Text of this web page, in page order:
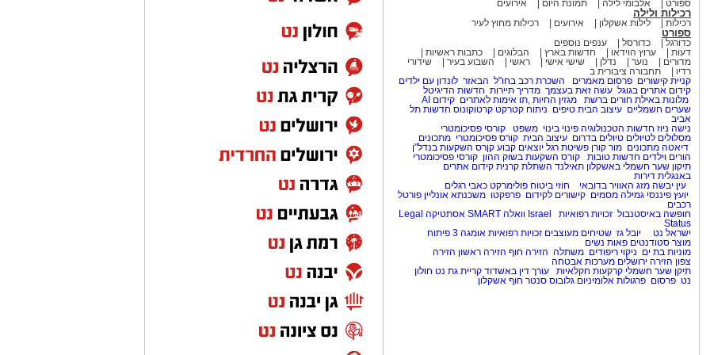
של אשדוד – חתם בגנט הבלגית
תמורת סכום של 2.1 מיליון אירו, שהם כ 8 מיליון שקל. אז ההעברה הכי גבוה (עד
תל אביב שלא היה לו מקום בסגל,
הפכה אותו לשחקן הגנה משובח
שהגיע לאשדוד– נמכר ללוצרן
הנוער של אשדוד – עבר לבית”ר
הרוויחה על אחוזים ממנו כשעבר
לאשדוד 2.2 מיליון יורו.
עסקת שחקנים עם אשדוד, עבר
שדרוג במ.ס והפך לכוכב – מאשדוד הוא עבר ללודוגורץ תמורת סכום של 1.2 מיליון
ספורט אלבומי לילה תמונת היום אירועים
רכילות ולילה
רכילות לילות אשקלון אירועים רכילות מחוץ לעיר
ספורט
כדורגל כדורסל
ענפים נוספים
דעות
ערוץ הוידאו חדשות בארץ הבלוגים
כתבות ראשיות
מדורים
נוער נדלן שישי אישי ראשי השבוע בעיר
שידורי
רדיו
תחבורה ציבורית ב
קניית קישורים פרסום מאמרים השכרת רכב בחו"ל הבאזר לונדון עם ילדים
קידום אתרים בגוגל עשה זאת בעצמך מדריך תיירות חדשות הדיגיטל
מלונות באילת חורים ברשת מגזין החיות ,תו אימות לאתרים קידום AI
שערים חשמליים עיצוב הבית טיפים ניתוח קטרקט קרטוקונוס חדשות תל
אביב
נישה ניוז חדשות הטכנולוגיה פינוי בינוי משפט
קורסי פסיכומטרי
מסלולים לטיולים טיולים בדרום עיצוב הבית קורס פסיכומטרי מתכונים
דיאטה מתכונים מור קורן פשיטת רגל יוצאים קבוע קןרס השקעות בנדל"ן
הורים וילדים חדשות טובות קורס השקעות בשוק ההון קורסי פסיכומטרי
תיקון שער חשמלי באשקלון תאילנד השתלת קרנית קידום אתרים
באנגלית דירות
עין יבשה מזג האוויר בדובאי חוזי ביטוח פולימרקט כאבי רגלים
יועץ פיננסי גמילה מסמים קישורים לקידום פרפקטו משכנתא אונליין פורטל
רכבים
חופשה באיסטנבול זכויות רפואיות Israel וואלה SMART אסתטיקה Legal
Status
ישראל נט
יובל גז שטיחים מעוצבים זכויות רפואיות אומגה 3
פיתוח
מוצר סטודנטים פאות נשים
מוניות בת ים ניקוי ריפודים משתלה הזירה חוף הזירה ראשון הזירה
צפון הזירה ירושלים מערכות אבטחה
תיקן שער חשמלי קרקעות חקלאיות עורך דין באשדוד קריית גת נט חולון
נט פרסום פרגולות אלומיניום גלובוס סנטר חוף אשקלון